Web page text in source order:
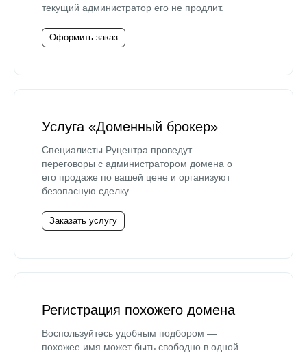
текущий администратор его не продлит.
Оформить заказ
Услуга «Доменный брокер»
Специалисты Руцентра проведут
переговоры с администратором домена о
его продаже по вашей цене и организуют
безопасную сделку.
Заказать услугу
Регистрация похожего домена
Воспользуйтесь удобным подбором —
похожее имя может быть свободно в одной